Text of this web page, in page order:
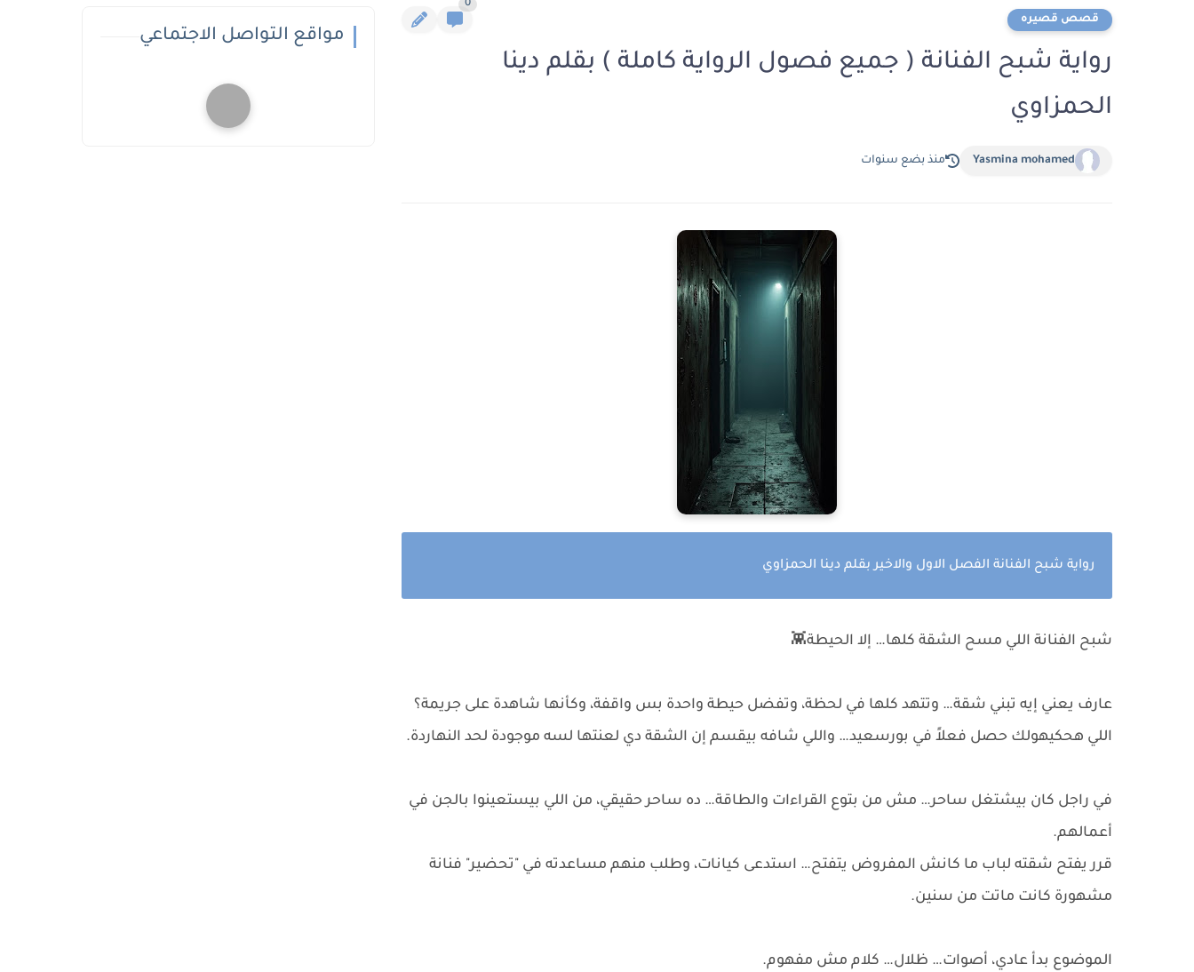
قصص قصيره
0
رواية شبح الفنانة ( جميع فصول الرواية كاملة ) بقلم دينا
الحمزاوي
Yasmina mohamed منذ بضع سنوات
رواية شبح الفنانة الفصل الاول والاخير بقلم دينا الحمزاوي
شبح الفنانة اللي مسح الشقة كلها… إلا الحيطة👾
عارف يعني إيه تبني شقة… وتتهد كلها في لحظة، وتفضل حيطة واحدة بس واقفة، وكأنها شاهدة على جريمة؟
اللي هحكيهولك حصل فعلاً في بورسعيد… واللي شافه بيقسم إن الشقة دي لعنتها لسه موجودة لحد النهاردة.
في راجل كان بيشتغل ساحر… مش من بتوع القراءات والطاقة… ده ساحر حقيقي، من اللي بيستعينوا بالجن في
أعمالهم.
قرر يفتح شقته لباب ما كانش المفروض يتفتح… استدعى كيانات، وطلب منهم مساعدته في "تحضير" فنانة
مشهورة كانت ماتت من سنين.
الموضوع بدأ عادي، أصوات… ظلال… كلام مش مفهوم.
مواقع التواصل الاجتماعي